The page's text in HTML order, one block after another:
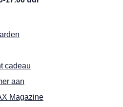
cadeau
aan
Magazine